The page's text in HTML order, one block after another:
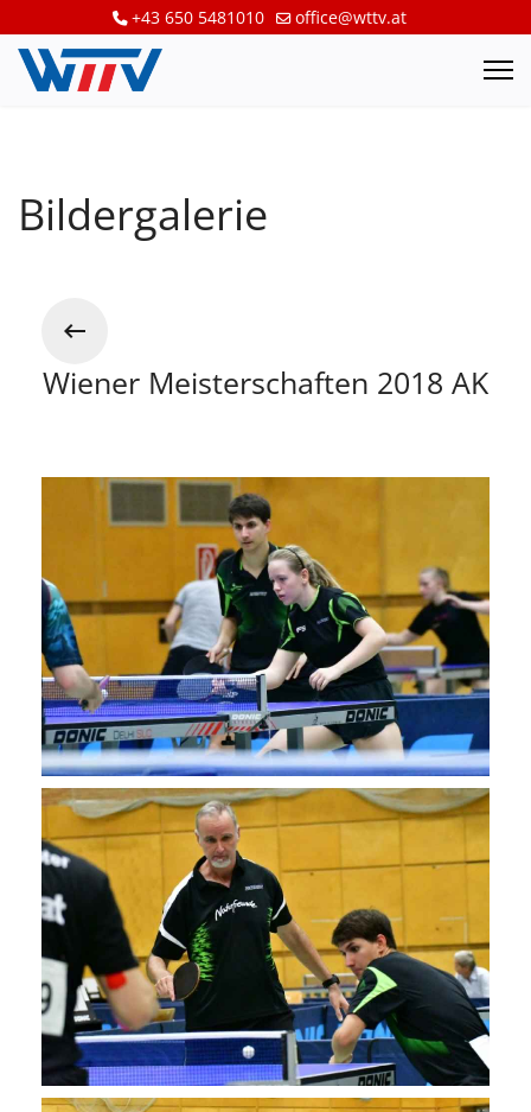
+43 650 5481010 office@wttv.at
Bildergalerie
Wiener Meisterschaften 2018 AK